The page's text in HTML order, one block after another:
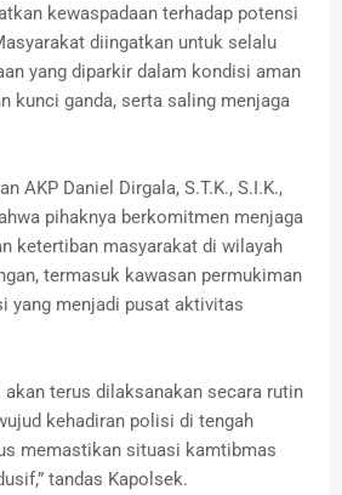
kewaspadaan terhadap potensi
diingatkan untuk selalu
yang diparkir dalam kondisi aman
kunci ganda, serta saling menjaga
AKP Daniel Dirgala, S.T.K., S.I.K.,
pihaknya berkomitmen menjaga
ketertiban masyarakat di wilayah
termasuk kawasan permukiman
yang menjadi pusat aktivitas
terus dilaksanakan secara rutin
kehadiran polisi di tengah
memastikan situasi kamtibmas
tandas Kapolsek.